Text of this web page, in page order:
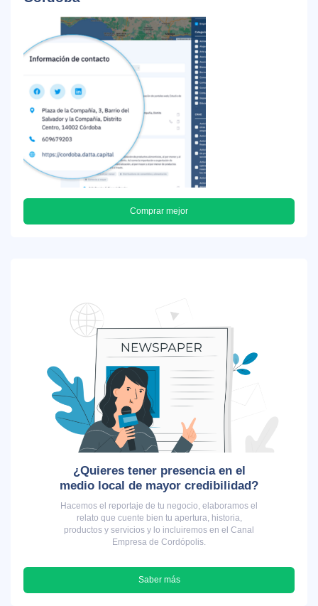
Comprar mejor
¿Quieres tener presencia en el
medio local de mayor credibilidad?
Hacemos el reportaje de tu negocio, elaboramos el
relato que cuente bien tu apertura, historia,
productos y servicios y lo incluiremos en el Canal
Empresa de Cordópolis.
Saber más